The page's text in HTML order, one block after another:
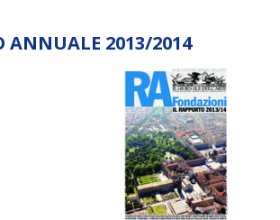
ANNUALE 2013/2014